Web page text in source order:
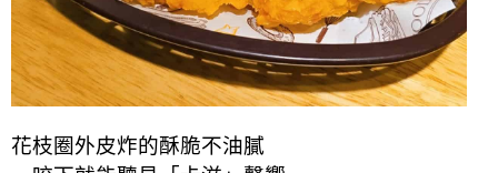
花枝圈外皮炸的酥脆不油膩